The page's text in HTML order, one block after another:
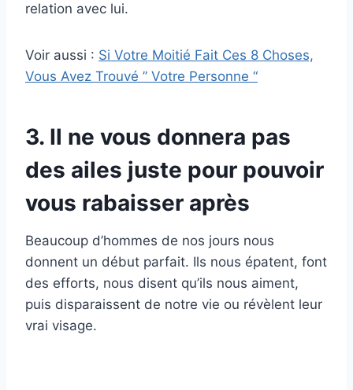
relation avec lui.
Voir aussi : Si Votre Moitié Fait Ces 8 Choses,
Vous Avez Trouvé ” Votre Personne “
3. Il ne vous donnera pas
des ailes juste pour pouvoir
vous rabaisser après
Beaucoup d’hommes de nos jours nous
donnent un début parfait. Ils nous épatent, font
des efforts, nous disent qu’ils nous aiment,
puis disparaissent de notre vie ou révèlent leur
vrai visage.